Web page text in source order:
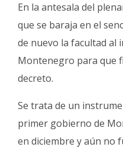
En la antesala del
que se baraja en el
de nuevo la facultad al
Montenegro para que
decreto.
Se trata de un
primer gobierno de
en diciembre y aún no